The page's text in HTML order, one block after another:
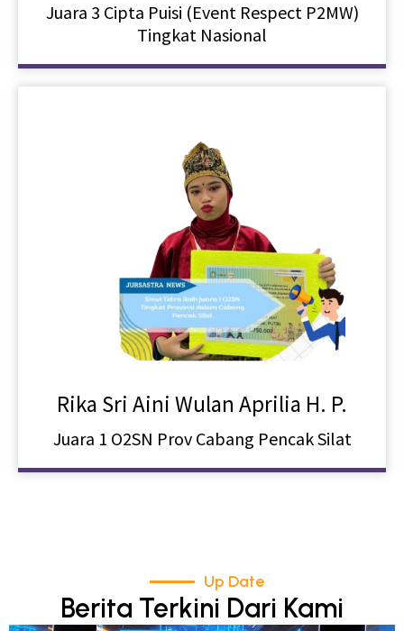
Juara 3 Cipta Puisi (Event Respect P2MW)
Tingkat Nasional
Rika Sri Aini Wulan Aprilia H. P.
Juara 1 O2SN Prov Cabang Pencak Silat
Up Date
Berita Terkini Dari Kami